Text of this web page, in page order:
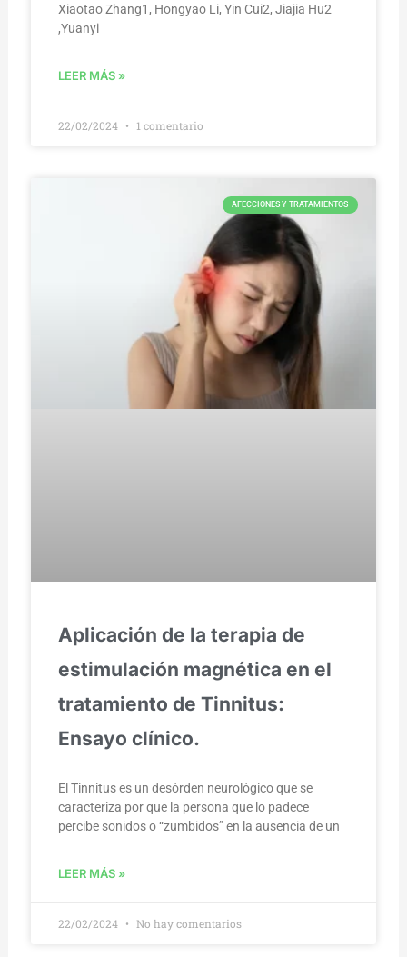
Xiaotao Zhang1, Hongyao Li, Yin Cui2, Jiajia Hu2
,Yuanyi
LEER MÁS »
22/02/2024 1 comentario
AFECCIONES Y TRATAMIENTOS
Aplicación de la terapia de
estimulación magnética en el
tratamiento de Tinnitus:
Ensayo clínico.
El Tinnitus es un desórden neurológico que se
caracteriza por que la persona que lo padece
percibe sonidos o “zumbidos” en la ausencia de un
LEER MÁS »
22/02/2024 No hay comentarios